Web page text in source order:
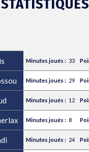
STATISTIQUES
33
29
12
8
24